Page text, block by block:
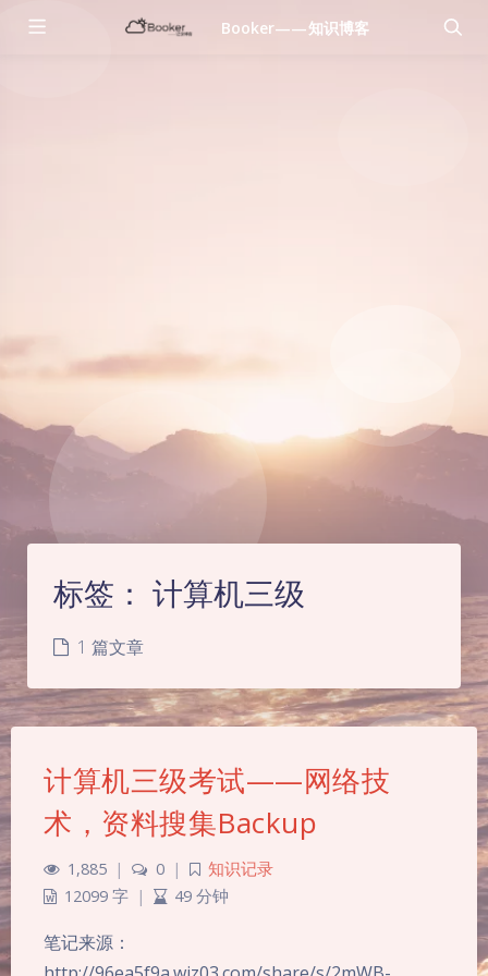
Booker——知识博客
夜间模式
标签： 计算机三级
1 篇文章
计算机三级考试——网络技
术，资料搜集Backup
1,885 | 0 |
知识记录
12099 字 | 49 分钟
笔记来源：